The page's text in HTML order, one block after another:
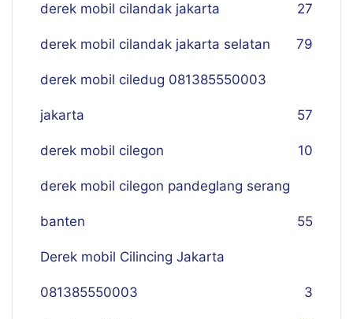
derek mobil cilandak jakarta 27
derek mobil cilandak jakarta selatan 79
derek mobil ciledug 081385550003
jakarta 57
derek mobil cilegon 10
derek mobil cilegon pandeglang serang
banten 55
Derek mobil Cilincing Jakarta
081385550003 3